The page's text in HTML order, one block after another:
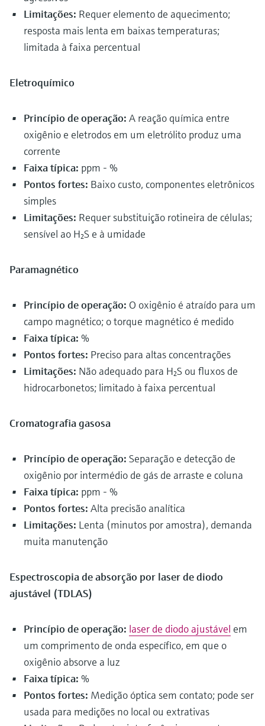
Limitações: Requer elemento de aquecimento;
resposta mais lenta em baixas temperaturas;
limitada à faixa percentual
Eletroquímico
Princípio de operação: A reação química entre
oxigênio e eletrodos em um eletrólito produz uma
corrente
Faixa típica: ppm - %
Pontos fortes: Baixo custo, componentes eletrônicos
simples
Limitações: Requer substituição rotineira de células;
sensível ao H₂S e à umidade
Paramagnético
Princípio de operação: O oxigênio é atraído para um
campo magnético; o torque magnético é medido
Faixa típica: %
Pontos fortes: Preciso para altas concentrações
Limitações: Não adequado para H₂S ou fluxos de
hidrocarbonetos; limitado à faixa percentual
Cromatografia gasosa
Princípio de operação: Separação e detecção de
oxigênio por intermédio de gás de arraste e coluna
Faixa típica: ppm - %
Pontos fortes: Alta precisão analítica
Limitações: Lenta (minutos por amostra), demanda
muita manutenção
Espectroscopia de absorção por laser de diodo
ajustável (TDLAS)
Princípio de operação: laser de diodo ajustável em
um comprimento de onda específico, em que o
oxigênio absorve a luz
Faixa típica: %
Pontos fortes: Medição óptica sem contato; pode ser
usada para medições no local ou extrativas